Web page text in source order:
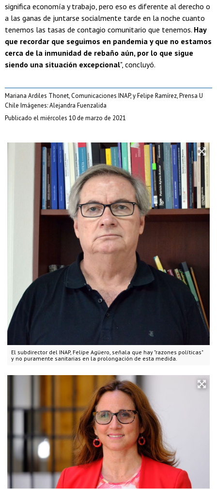
El subdirector del INAP, Felipe Agüero, señala que hay "razones políticas"
y no puramente sanitarias en la prolongación de esta medida.
significa economía y trabajo, pero eso es diferente al derecho o
a las ganas de juntarse socialmente tarde en la noche cuanto
tenemos las tasas de contagio comunitario que tenemos. Hay
que recordar que seguimos en pandemia y que no estamos
cerca de la inmunidad de rebaño aún, por lo que sigue
siendo una situación excepcional", concluyó.
Mariana Ardiles Thonet, Comunicaciones INAP, y Felipe Ramírez, Prensa U
Chile Imágenes: Alejandra Fuenzalida
Publicado el miércoles 10 de marzo de 2021